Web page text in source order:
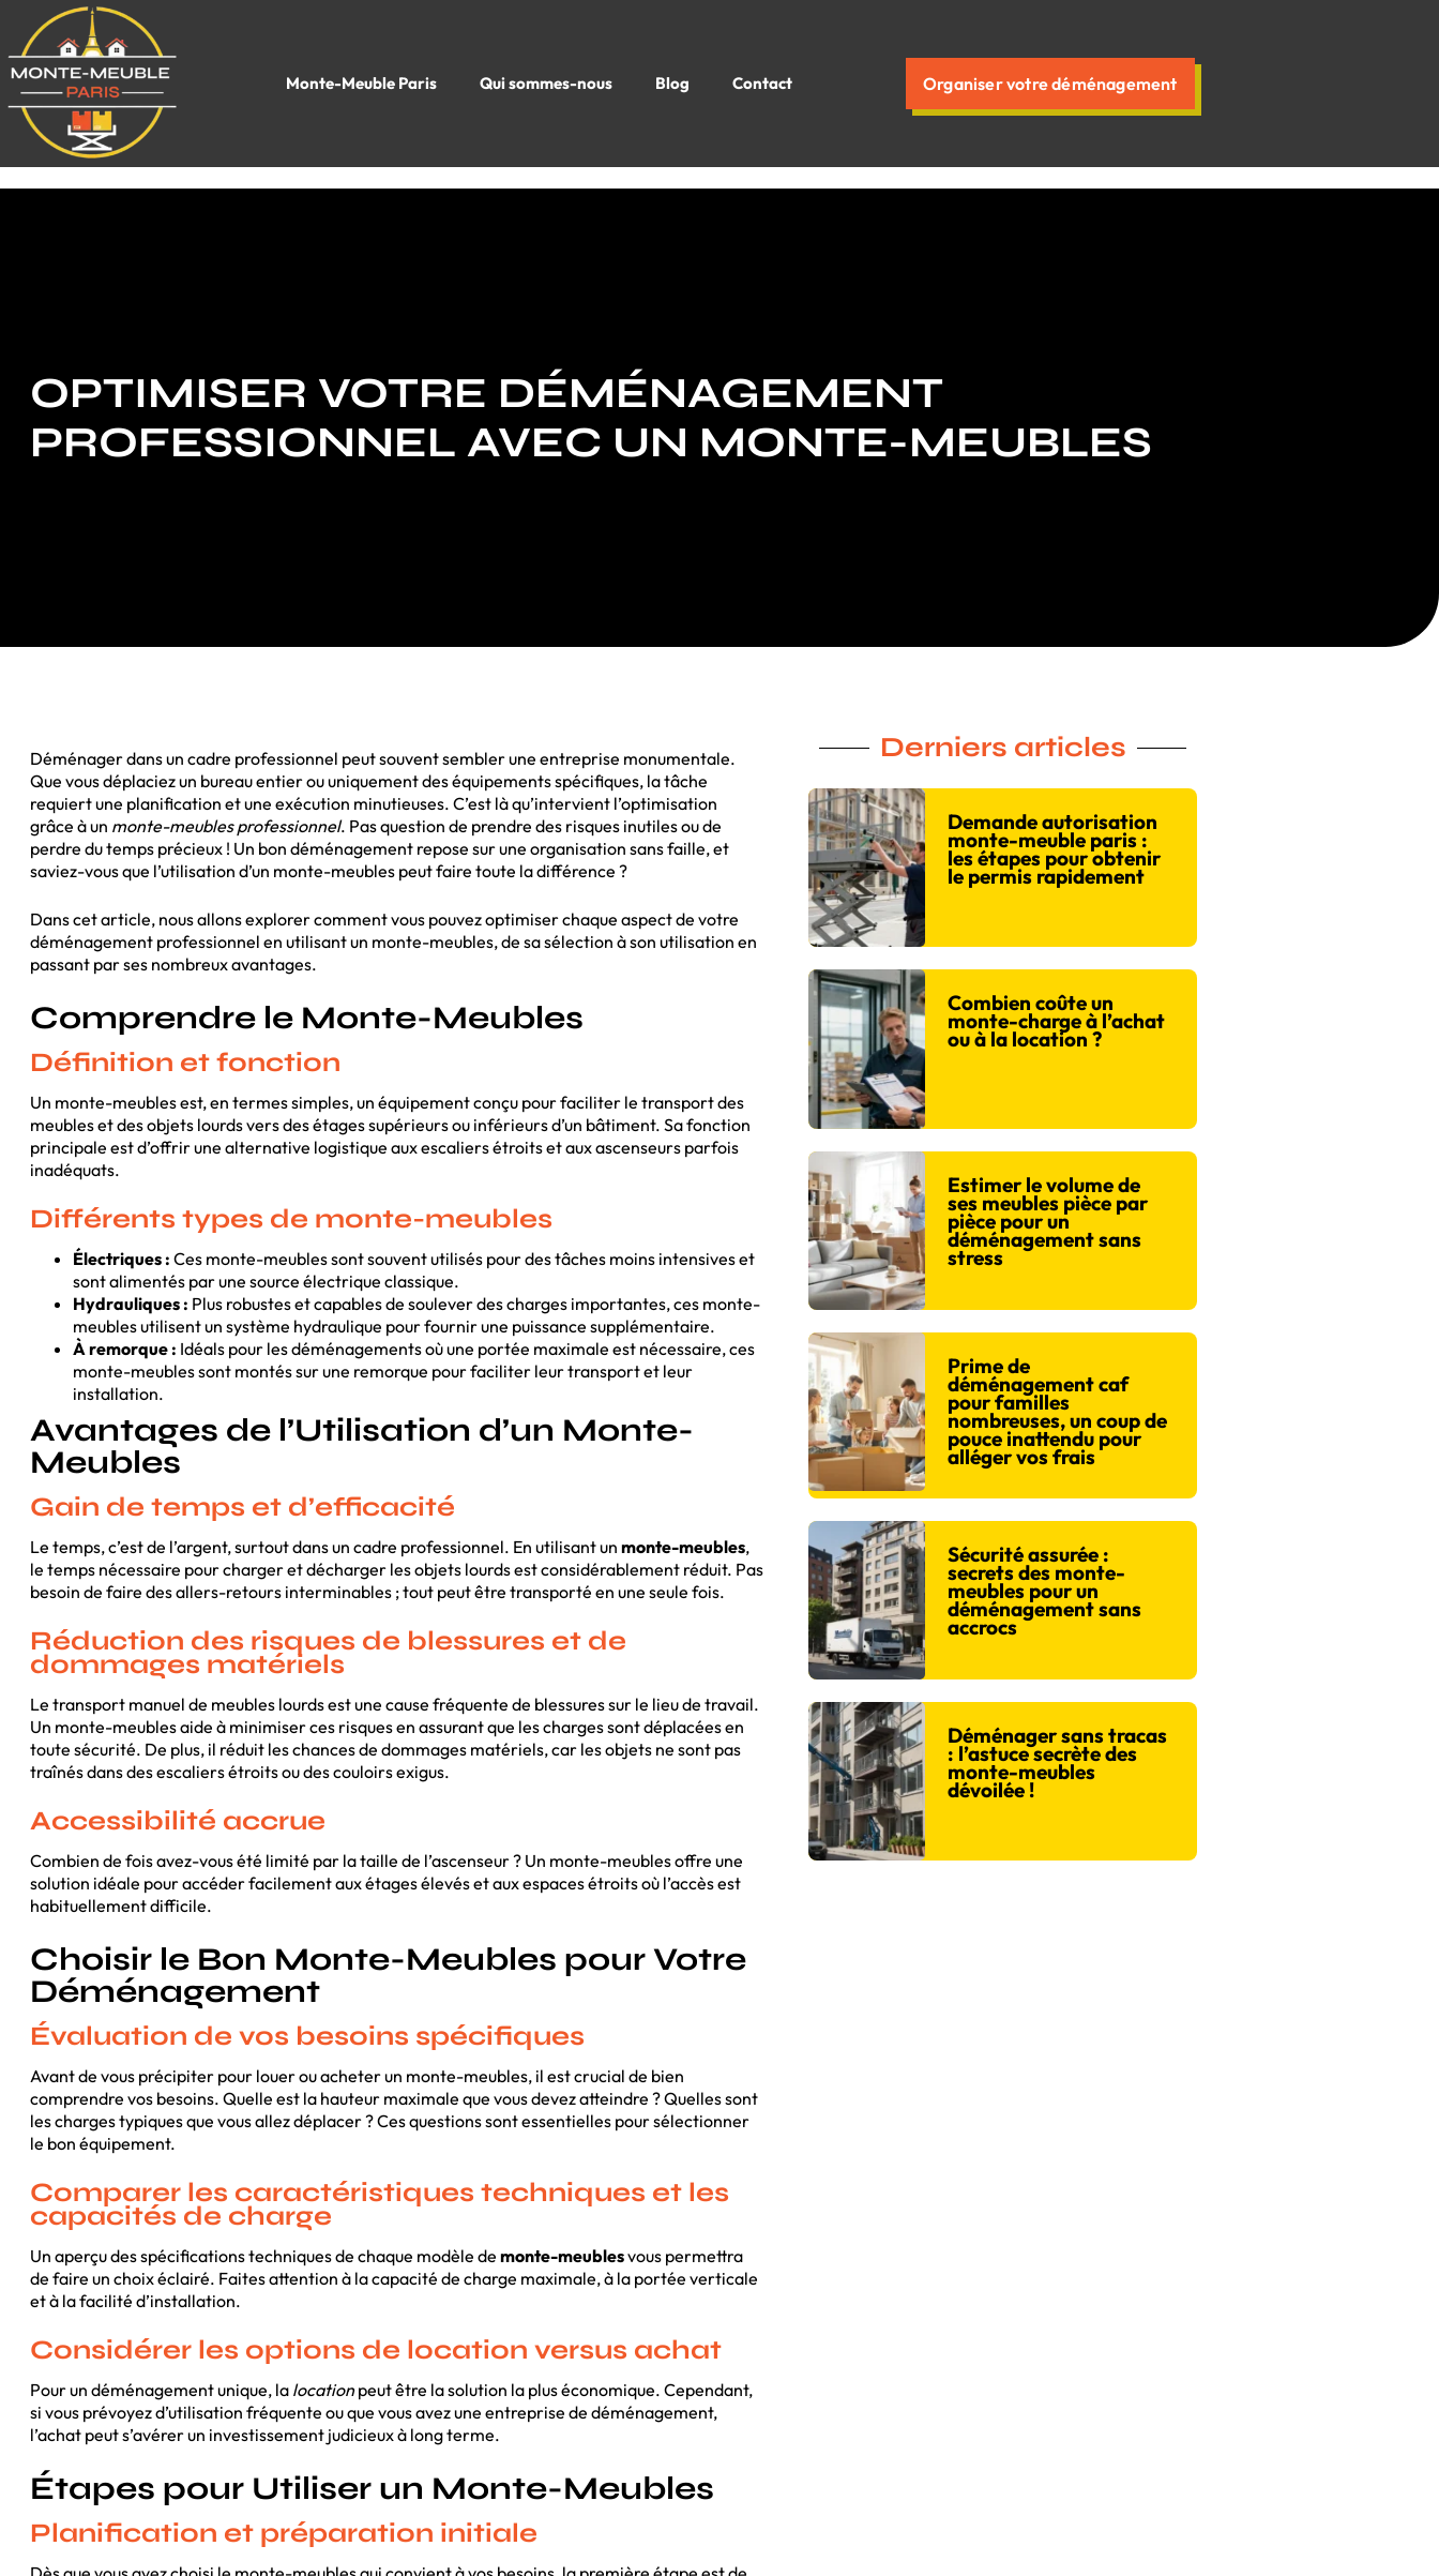
Monte-Meuble Paris Qui sommes-nous Blog Contact Organiser votre déménagement
OPTIMISER VOTRE DÉMÉNAGEMENT
PROFESSIONNEL AVEC UN MONTE-MEUBLES
Déménager dans un cadre professionnel peut souvent sembler une entreprise monumentale.
Que vous déplaciez un bureau entier ou uniquement des équipements spécifiques, la tâche
requiert une planification et une exécution minutieuses. C’est là qu’intervient l’optimisation
grâce à un monte-meubles professionnel. Pas question de prendre des risques inutiles ou de
perdre du temps précieux ! Un bon déménagement repose sur une organisation sans faille, et
saviez-vous que l’utilisation d’un monte-meubles peut faire toute la différence ?
Dans cet article, nous allons explorer comment vous pouvez optimiser chaque aspect de votre
déménagement professionnel en utilisant un monte-meubles, de sa sélection à son utilisation en
passant par ses nombreux avantages.
Comprendre le Monte-Meubles
Définition et fonction
Un monte-meubles est, en termes simples, un équipement conçu pour faciliter le transport des
meubles et des objets lourds vers des étages supérieurs ou inférieurs d’un bâtiment. Sa fonction
principale est d’offrir une alternative logistique aux escaliers étroits et aux ascenseurs parfois
inadéquats.
Différents types de monte-meubles
Électriques : Ces monte-meubles sont souvent utilisés pour des tâches moins intensives et
sont alimentés par une source électrique classique.
Hydrauliques : Plus robustes et capables de soulever des charges importantes, ces monte-
meubles utilisent un système hydraulique pour fournir une puissance supplémentaire.
À remorque : Idéals pour les déménagements où une portée maximale est nécessaire, ces
monte-meubles sont montés sur une remorque pour faciliter leur transport et leur
installation.
Avantages de l’Utilisation d’un Monte-
Meubles
Gain de temps et d’efficacité
Le temps, c’est de l’argent, surtout dans un cadre professionnel. En utilisant un monte-meubles,
le temps nécessaire pour charger et décharger les objets lourds est considérablement réduit. Pas
besoin de faire des allers-retours interminables ; tout peut être transporté en une seule fois.
Réduction des risques de blessures et de
dommages matériels
Le transport manuel de meubles lourds est une cause fréquente de blessures sur le lieu de travail.
Un monte-meubles aide à minimiser ces risques en assurant que les charges sont déplacées en
toute sécurité. De plus, il réduit les chances de dommages matériels, car les objets ne sont pas
traînés dans des escaliers étroits ou des couloirs exigus.
Accessibilité accrue
Combien de fois avez-vous été limité par la taille de l’ascenseur ? Un monte-meubles offre une
solution idéale pour accéder facilement aux étages élevés et aux espaces étroits où l’accès est
habituellement difficile.
Choisir le Bon Monte-Meubles pour Votre
Déménagement
Évaluation de vos besoins spécifiques
Avant de vous précipiter pour louer ou acheter un monte-meubles, il est crucial de bien
comprendre vos besoins. Quelle est la hauteur maximale que vous devez atteindre ? Quelles sont
les charges typiques que vous allez déplacer ? Ces questions sont essentielles pour sélectionner
le bon équipement.
Comparer les caractéristiques techniques et les
capacités de charge
Un aperçu des spécifications techniques de chaque modèle de monte-meublesvous permettra
de faire un choix éclairé. Faites attention à la capacité de charge maximale, à la portée verticale
et à la facilité d’installation.
Considérer les options de location versus achat
Pour un déménagement unique, la locationpeut être la solution la plus économique. Cependant,
si vous prévoyez d’utilisation fréquente ou que vous avez une entreprise de déménagement,
l’achat peut s’avérer un investissement judicieux à long terme.
Étapes pour Utiliser un Monte-Meubles
Planification et préparation initiale
Derniers articles
Demande autorisation
monte-meuble paris :
les étapes pour obtenir
le permis rapidement
Combien coûte un
monte-charge à l’achat
ou à la location ?
Estimer le volume de
ses meubles pièce par
pièce pour un
déménagement sans
stress
Prime de
déménagement caf
pour familles
nombreuses, un coup de
pouce inattendu pour
alléger vos frais
Sécurité assurée :
secrets des monte-
meubles pour un
déménagement sans
accrocs
Déménager sans tracas
: l’astuce secrète des
monte-meubles
dévoilée !